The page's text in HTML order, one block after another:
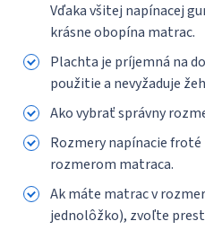
Vďaka všitej napínacej
krásne obopína matrac.
Plachta je príjemná na
použitie a nevyžaduje
Ako vybrať správny
Rozmery napínacie
rozmerom matraca.
Ak máte matrac v
jednolôžko), zvoľte